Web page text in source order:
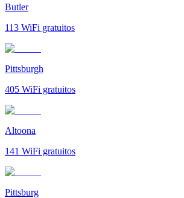
Butler
113 WiFi gratuitos
Pittsburgh
405 WiFi gratuitos
Altoona
141 WiFi gratuitos
Pittsburg